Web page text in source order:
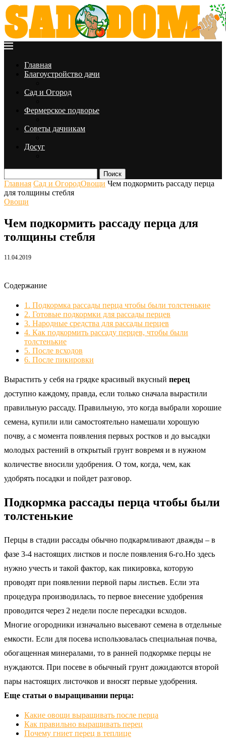
Главная
Благоустройство дачи
Сад и Огород
Фермерское подворье
Советы дачникам
Досуг
Поиск
Главная Сад и ОгородОвощи Чем подкормить рассаду перца
для толщины стебля
Овощи
Чем подкормить рассаду перца для
толщины стебля
11.04.2019
Содержание
1. Подкормка рассады перца чтобы были толстенькие
2. Готовые подкормки для рассады перцев
3. Народные средства для рассады перцев
4. Как подкормить рассаду перцев, чтобы были
толстенькие
5. После всходов
6. После пикировки
Вырастить у себя на грядке красивый вкусный перец
доступно каждому, правда, если только сначала вырастили
правильную рассаду. Правильную, это когда выбрали хорошие
семена, купили или самостоятельно намешали хорошую
почву, а с момента появления первых ростков и до высадки
молодых растений в открытый грунт вовремя и в нужном
количестве вносили удобрения. О том, когда, чем, как
удобрять посадки и пойдет разговор.
Подкормка рассады перца чтобы были
толстенькие
Перцы в стадии рассады обычно подкармливают дважды – в
фазе 3-4 настоящих листков и после появления 6-го.Но здесь
нужно учесть и такой фактор, как пикировка, которую
проводят при появлении первой пары листьев. Если эта
процедура производилась, то первое внесение удобрения
проводится через 2 недели после пересадки всходов.
Многие огородники изначально высевают семена в отдельные
емкости. Если для посева использовалась специальная почва,
обогащенная минералами, то в ранней подкормке перцы не
нуждаются. При посеве в обычный грунт дожидаются второй
пары настоящих листочков и вносят первые удобрения.
Еще статьи о выращивании перца:
Какие овощи выращивать после перца
Как правильно выращивать перец
Почему гниет перец в теплице